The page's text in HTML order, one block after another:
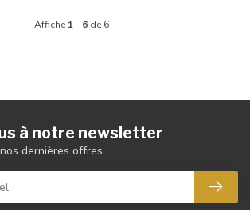
Affiche 1 - 6 de 6
à notre newsletter
dernières offres